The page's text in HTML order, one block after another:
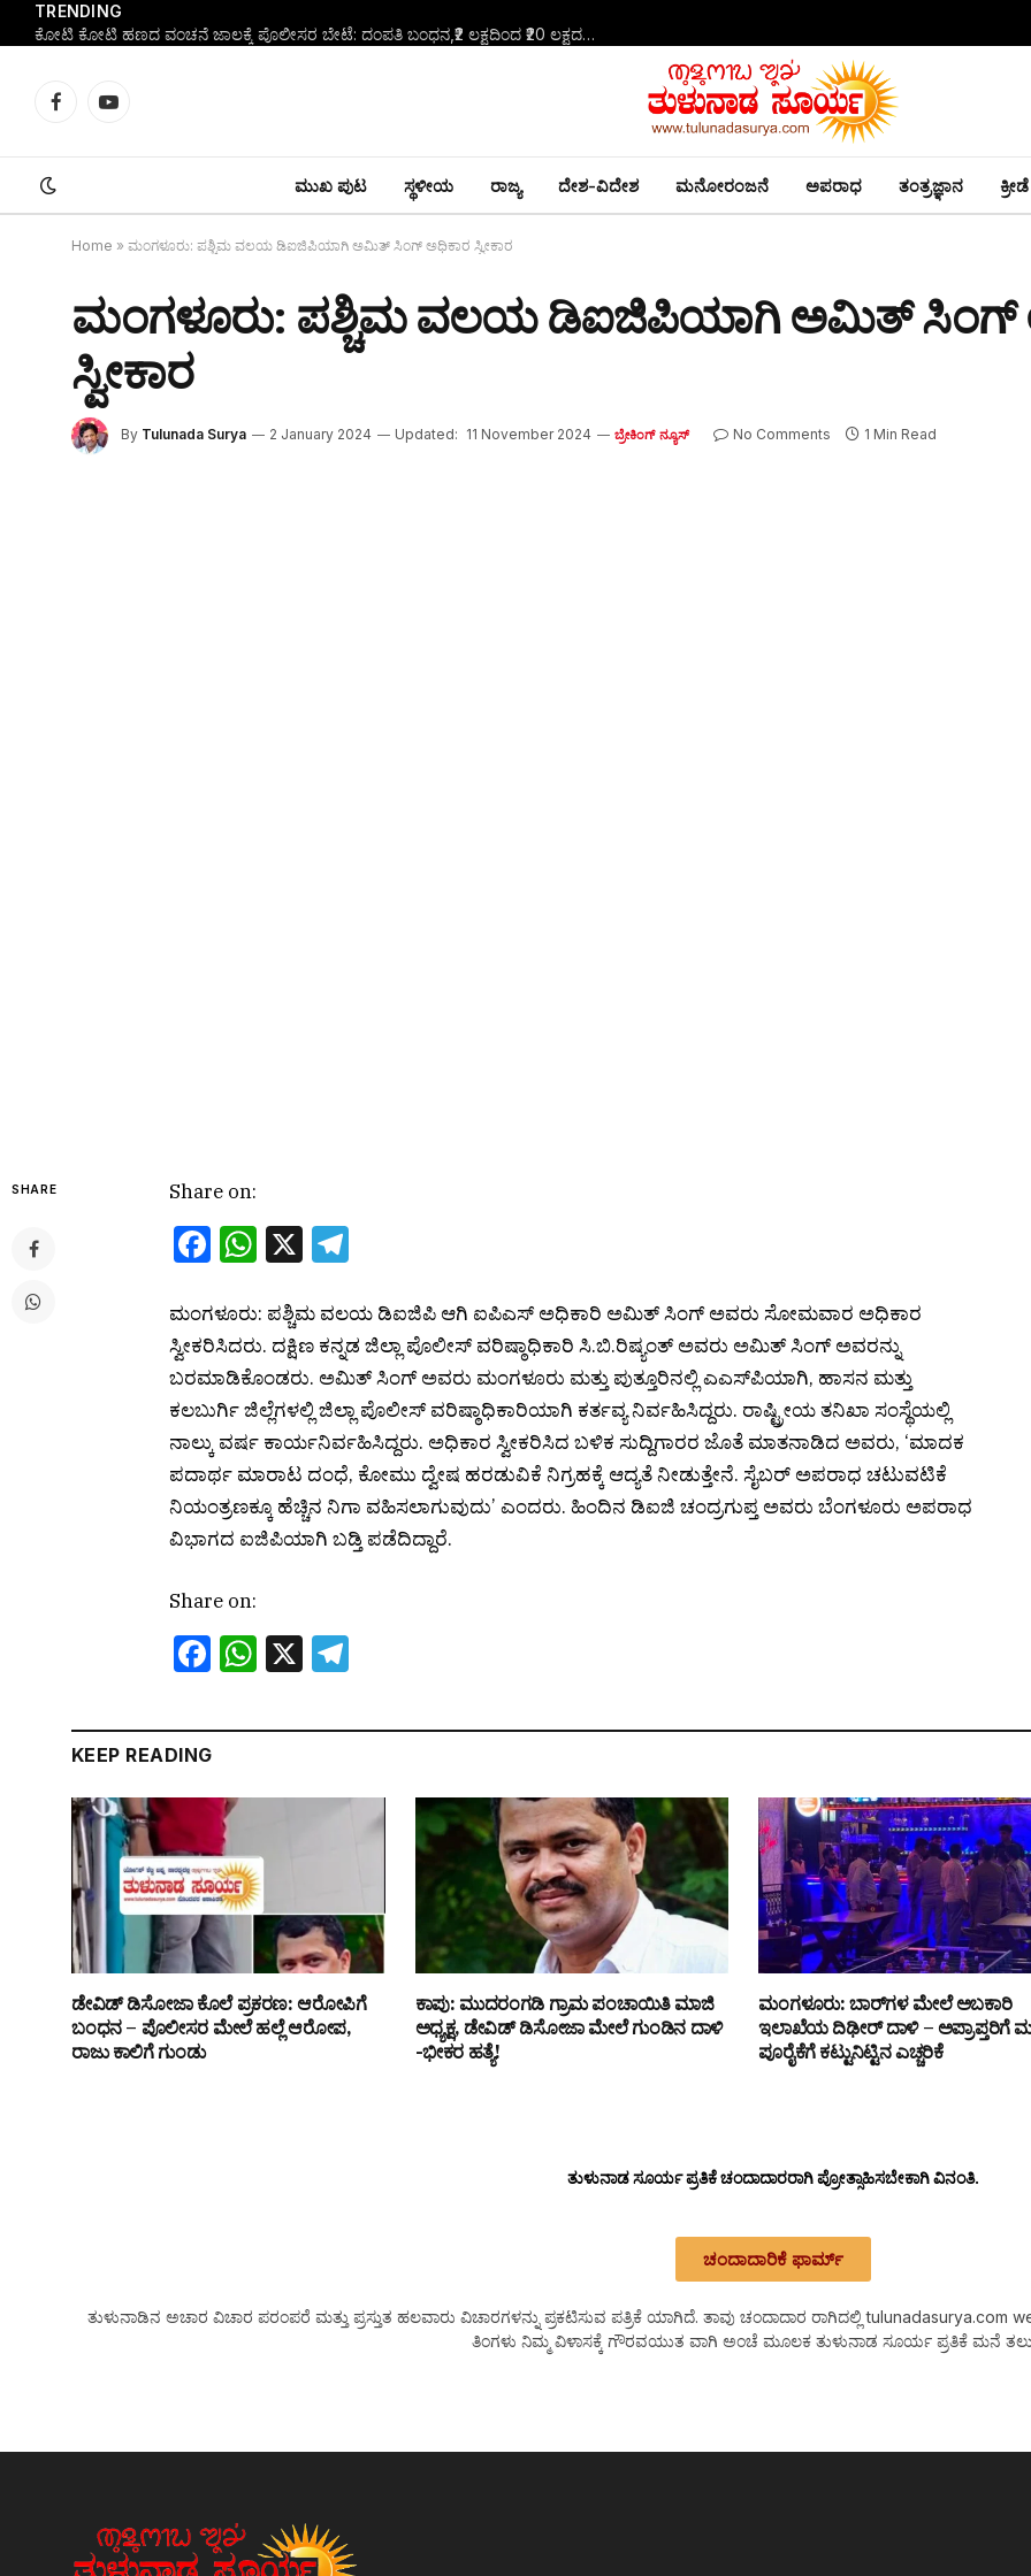
TRENDING
ಕೋಟಿ ಕೋಟಿ ಹಣದ ವಂಚನೆ ಜಾಲಕ್ಕೆ ಪೊಲೀಸರ ಬೇಟೆ: ದಂಪತಿ ಬಂಧನ,₹2 ಲಕ್ಷದಿಂದ ₹20 ಲಕ್ಷದವರೆಗೆ ಹಣ ಪಡೆದು ವಂಚನೆ ಆರೋಪ | ಡ್ರೈಫ್ರೂಟ್ಸ್–ಅಗರಬತ್ತಿ ಉದ್ಯೋಗದ ಆಮಿಷ | ಹಣವೂ ಇಲ್ಲ, ಕೆಲಸವೂ ಇಲ್ಲ!
FacebookYouTube
ಮುಖ ಪುಟ ಸ್ಥಳೀಯ ರಾಜ್ಯ ದೇಶ-ವಿದೇಶ ಮನೋರಂಜನೆ ಅಪರಾಧ ತಂತ್ರಜ್ಞಾನ ಕ್ರೀಡೆ
Home » ಮಂಗಳೂರು: ಪಶ್ಚಿಮ ವಲಯ ಡಿಐಜಿಪಿಯಾಗಿ ಅಮಿತ್‌ ಸಿಂಗ್‌ ಅಧಿಕಾರ ಸ್ವೀಕಾರ
ಮಂಗಳೂರು: ಪಶ್ಚಿಮ ವಲಯ ಡಿಐಜಿಪಿಯಾಗಿ ಅಮಿತ್‌ ಸಿಂಗ್‌
ಸ್ವೀಕಾರ
By Tulunada Surya 2 January 2024 Updated: 11 November 2024 ಬ್ರೇಕಿಂಗ್ ನ್ಯೂಸ್ No Comments 1 Min Read
SHARE Share on:
Facebook
WhatsApp
X
ಮಂಗಳೂರು: ಪಶ್ಚಿಮ ವಲಯ ಡಿಐಜಿಪಿ ಆಗಿ ಐಪಿಎಸ್ ಅಧಿಕಾರಿ ಅಮಿತ್ ಸಿಂಗ್ ಅವರು ಸೋಮವಾರ ಅಧಿಕಾರ
ಸ್ವೀಕರಿಸಿದರು. ದಕ್ಷಿಣ ಕನ್ನಡ ಜಿಲ್ಲಾ ಪೊಲೀಸ್‌ ವರಿಷ್ಠಾಧಿಕಾರಿ ಸಿ.ಬಿ.ರಿಷ್ಯಂತ್‌ ಅವರು ಅಮಿತ್‌ ಸಿಂಗ್‌ ಅವರನ್ನು
ಬರಮಾಡಿಕೊಂಡರು. ಅಮಿತ್‌ ಸಿಂಗ್‌ ಅವರು ಮಂಗಳೂರು ಮತ್ತು ಪುತ್ತೂರಿನಲ್ಲಿ ಎಎಸ್‌ಪಿಯಾಗಿ, ಹಾಸನ ಮತ್ತು
ಕಲಬುರ್ಗಿ ಜಿಲ್ಲೆಗಳಲ್ಲಿ ಜಿಲ್ಲಾ ಪೊಲೀಸ್‌ ವರಿಷ್ಠಾಧಿಕಾರಿಯಾಗಿ ಕರ್ತವ್ಯ ನಿರ್ವಹಿಸಿದ್ದರು. ರಾಷ್ಟ್ರೀಯ ತನಿಖಾ ಸಂಸ್ಥೆಯಲ್ಲಿ
ನಾಲ್ಕು ವರ್ಷ ಕಾರ್ಯನಿರ್ವಹಿಸಿದ್ದರು. ಅಧಿಕಾರ ಸ್ವೀಕರಿಸಿದ ಬಳಿಕ ಸುದ್ದಿಗಾರರ ಜೊತೆ ಮಾತನಾಡಿದ ಅವರು, ‘ಮಾದಕ
ಪದಾರ್ಥ ಮಾರಾಟ ದಂಧೆ, ಕೋಮು ದ್ವೇಷ ಹರಡುವಿಕೆ ನಿಗ್ರಹಕ್ಕೆ ಆದ್ಯತೆ ನೀಡುತ್ತೇನೆ. ಸೈಬರ್ ಅಪರಾಧ ಚಟುವಟಿಕೆ
ನಿಯಂತ್ರಣಕ್ಕೂ ಹೆಚ್ಚಿನ ನಿಗಾ ವಹಿಸಲಾಗುವುದು’ ಎಂದರು. ಹಿಂದಿನ ಡಿಐಜಿ ಚಂದ್ರಗುಪ್ತ ಅವರು ಬೆಂಗಳೂರು ಅಪರಾಧ
ವಿಭಾಗದ ಐಜಿಪಿಯಾಗಿ ಬಡ್ತಿ ಪಡೆದಿದ್ದಾರೆ.
Share on:
Facebook
WhatsApp
X
KEEP READING
ಡೇವಿಡ್ ಡಿಸೋಜಾ ಕೊಲೆ ಪ್ರಕರಣ: ಆರೋಪಿಗೆ
ಬಂಧನ – ಪೊಲೀಸರ ಮೇಲೆ ಹಲ್ಲೆ ಆರೋಪ,
ರಾಜು ಕಾಲಿಗೆ ಗುಂಡು
ಕಾಪು: ಮುದರಂಗಡಿ ಗ್ರಾಮ ಪಂಚಾಯಿತಿ ಮಾಜಿ
ಅಧ್ಯಕ್ಷ, ಡೇವಿಡ್ ಡಿಸೋಜಾ ಮೇಲೆ ಗುಂಡಿನ ದಾಳಿ
-ಭೀಕರ ಹತ್ಯೆ!
ಮಂಗಳೂರು: ಬಾರ್‌ಗಳ ಮೇಲೆ ಅಬಕಾರಿ
ಇಲಾಖೆಯ ದಿಢೀರ್ ದಾಳಿ – ಅಪ್ರಾಪ್ತರಿಗೆ
ಪೂರೈಕೆಗೆ ಕಟ್ಟುನಿಟ್ಟಿನ ಎಚ್ಚರಿಕೆ
ತುಳುನಾಡ ಸೂರ್ಯ ಪ್ರತಿಕೆ ಚಂದಾದಾರರಾಗಿ ಪ್ರೋತ್ಸಾಹಿಸಬೇಕಾಗಿ ವಿನಂತಿ.
ಚಂದಾದಾರಿಕೆ ಫಾರ್ಮ್
ತುಳುನಾಡಿನ ಅಚಾರ ವಿಚಾರ ಪರಂಪರೆ ಮತ್ತು ಪ್ರಸ್ತುತ ಹಲವಾರು ವಿಚಾರಗಳನ್ನು ಪ್ರಕಟಿಸುವ ಪತ್ರಿಕೆ ಯಾಗಿದೆ. ತಾವು ಚಂದಾದಾರ ರಾಗಿದಲ್ಲಿ tulunadasurya.com
ತಿಂಗಳು ನಿಮ್ಮ ವಿಳಾಸಕ್ಕೆ ಗೌರವಯುತ ವಾಗಿ ಅಂಚೆ ಮೂಲಕ ತುಳುನಾಡ ಸೂರ್ಯ ಪ್ರತಿಕೆ ಮನೆ